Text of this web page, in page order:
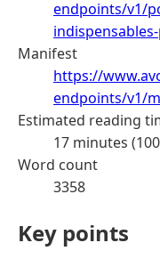
endpoints/v1/
Manifest
https://
endpoints/v1/
Estimated reading
17 minutes
Word count
3358
Key points